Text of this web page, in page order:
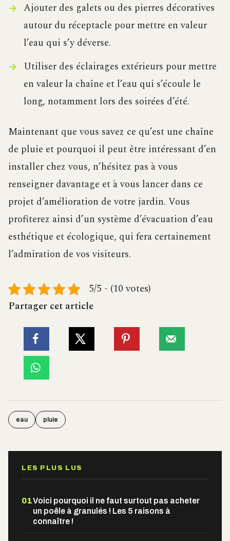
Ajouter des galets ou des pierres décoratives
autour du réceptacle pour mettre en valeur
l’eau qui s’y déverse.
Utiliser des éclairages extérieurs pour mettre
en valeur la chaîne et l’eau qui s’écoule le
long, notamment lors des soirées d’été.
Maintenant que vous savez ce qu’est une chaîne
de pluie et pourquoi il peut être intéressant d’en
installer chez vous, n’hésitez pas à vous
renseigner davantage et à vous lancer dans ce
projet d’amélioration de votre jardin. Vous
profiterez ainsi d’un système d’évacuation d’eau
esthétique et écologique, qui fera certainement
l’admiration de vos visiteurs.
5/5 - (10 votes)
Partager cet article
eau pluie
LES PLUS LUS
01Voici pourquoi il ne faut surtout pas acheter
un poêle à granulés ! Les 5 raisons à
connaître !